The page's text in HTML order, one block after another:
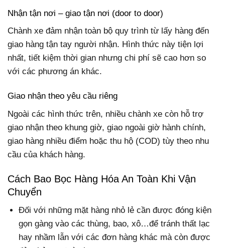
Nhận tận nơi – giao tận nơi (door to door)
Chành xe đảm nhận toàn bộ quy trình từ lấy hàng đến
giao hàng tận tay người nhận. Hình thức này tiện lợi
nhất, tiết kiệm thời gian nhưng chi phí sẽ cao hơn so
với các phương án khác.
Giao nhận theo yêu cầu riêng
Ngoài các hình thức trên, nhiều chành xe còn hỗ trợ
giao nhận theo khung giờ, giao ngoài giờ hành chính,
giao hàng nhiều điểm hoặc thu hộ (COD) tùy theo nhu
cầu của khách hàng.
Cách Bao Bọc Hàng Hóa An Toàn Khi Vận
Chuyển
Đối với những mặt hàng nhỏ lẻ cần được đóng kiện
gọn gàng vào các thùng, bao, xô…để tránh thất lạc
hay nhầm lẫn với các đơn hàng khác mà còn được